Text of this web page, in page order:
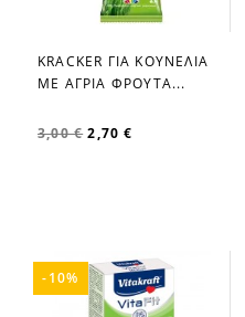
favorite_border
KRACKER ΓΙΑ ΚΟΥΝΕΛΙA
ME ΑΓΡΙΑ ΦΡΟΥΤΑ...
3,00 € 2,70 €
-10%